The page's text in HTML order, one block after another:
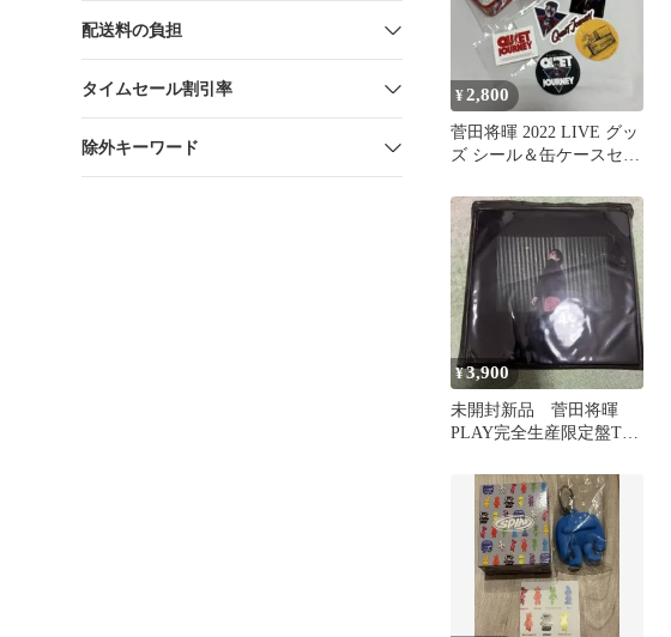
配送料の負担
タイムセール割引率
除外キーワード
¥2,800
菅田将暉 2022 LIVE グッ
ズ シール＆缶ケースセッ
¥3,900
未開封新品 菅田将暉
PLAY完全生産限定盤Tシ